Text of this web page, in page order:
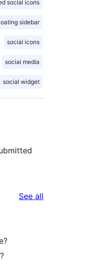
social icons
sidebar
social icons
social media
social widget
See all